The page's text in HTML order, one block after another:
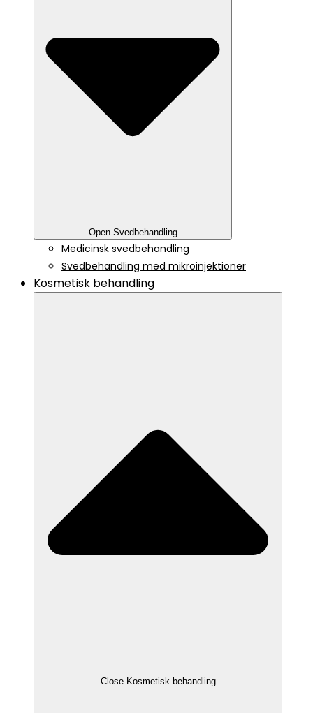
Open Svedbehandling
Medicinsk svedbehandling
Svedbehandling med mikroinjektioner
Kosmetisk behandling
Close Kosmetisk behandling